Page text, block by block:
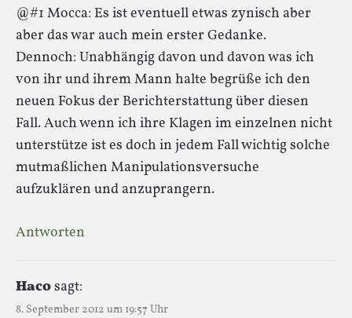
@#1 Mocca: Es ist eventuell etwas zynisch aber
aber das war auch mein erster Gedanke.
Dennoch: Unabhängig davon und davon was ich
von ihr und ihrem Mann halte begrüße ich den
neuen Fokus der Berichterstattung über diesen
Fall. Auch wenn ich ihre Klagen im einzelnen nicht
unterstütze ist es doch in jedem Fall wichtig solche
mutmaßlichen Manipulationsversuche
aufzuklären und anzuprangern.
Antworten
Hacosagt:
8. September 2012 um 19:57 Uhr